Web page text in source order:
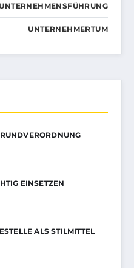
UNTERNEHMENSFÜHRUNG
UNTERNEHMERTUM
EINSETZEN
ALS STILMITTEL